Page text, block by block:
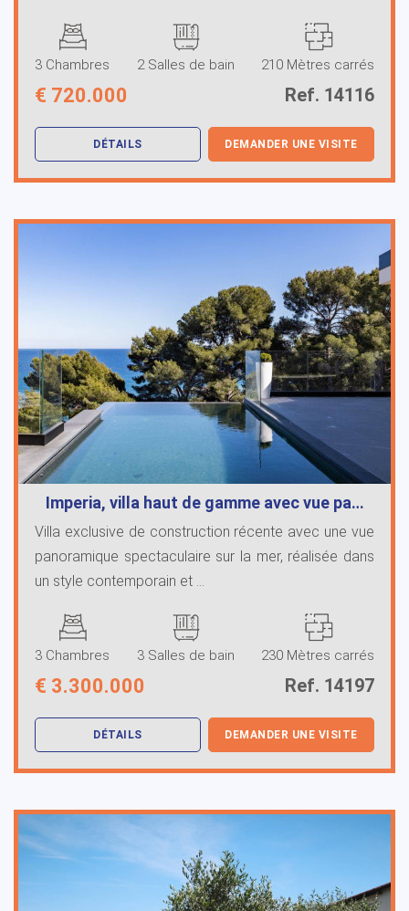
3 Chambres 2 Salles de bain 210 Mètres carrés
€ 720.000 Ref. 14116
DÉTAILS DEMANDER UNE VISITE
Imperia, villa haut de gamme avec vue pa…
Villa exclusive de construction récente avec une vue
panoramique spectaculaire sur la mer, réalisée dans
un style contemporain et ...
3 Chambres 3 Salles de bain 230 Mètres carrés
€ 3.300.000 Ref. 14197
DÉTAILS DEMANDER UNE VISITE